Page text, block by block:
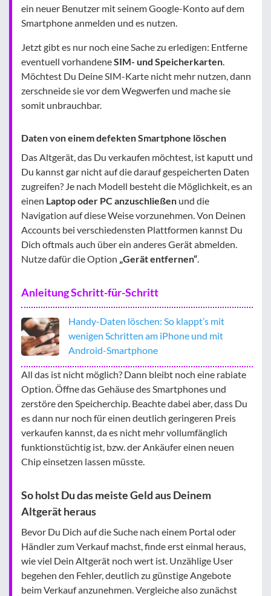
ein neuer Benutzer mit seinem Google-Konto auf dem
Smartphone anmelden und es nutzen.
Jetzt gibt es nur noch eine Sache zu erledigen: Entferne
eventuell vorhandeneSIM- und Speicherkarten
Möchtest Du Deine SIM-Karte nicht mehr nutzen, dann
zerschneide sie vor dem Wegwerfen und mache sie
somit unbrauchbar.
Daten von einem defekten Smartphone löschen
Das Altgerät, das Du verkaufen möchtest, ist kaputt und
Du kannst gar nicht auf die darauf gespeicherten Daten
zugreifen? Je nach Modell besteht die Möglichkeit, es an
einen Laptop oder PC anzuschließen und die
Navigation auf diese Weise vorzunehmen. Von Deinen
Accounts bei verschiedensten Plattformen kannst Du
Dich oftmals auch über ein anderes Gerät abmelden.
Nutze dafür die Option „Gerät entfernen“
Anleitung Schritt-für-Schritt
Handy-Daten löschen: So klappt’s mit
wenigen Schritten am iPhone und mit
Android-Smartphone
All das ist nicht möglich? Dann bleibt noch eine rabiate
Option. Öffne das Gehäuse des Smartphones und
zerstöre den Speicherchip. Beachte dabei aber, dass Du
es dann nur noch für einen deutlich geringeren Preis
verkaufen kannst, da es nicht mehr vollumfänglich
funktionstüchtig ist, bzw. der Ankäufer einen neuen
Chip einsetzen lassen müsste.
So holst Du das meiste Geld aus Deinem
Altgerät heraus
Bevor Du Dich auf die Suche nach einem Portal oder
Händler zum Verkauf machst, finde erst einmal heraus,
wie viel Dein Altgerät noch wert ist. Unzählige User
begehen den Fehler, deutlich zu günstige Angebote
beim Verkauf anzunehmen. Vergleiche also zunächst